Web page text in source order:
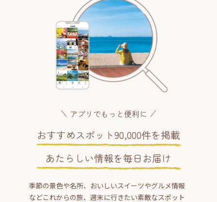
アプリでもっと便利に
おすすめスポット90,000件を掲載
あたらしい情報を毎日お届け
季節の景色や名所、おいしいスイーツやグルメ情報
などこれからの旅、週末に行きたい素敵なスポット